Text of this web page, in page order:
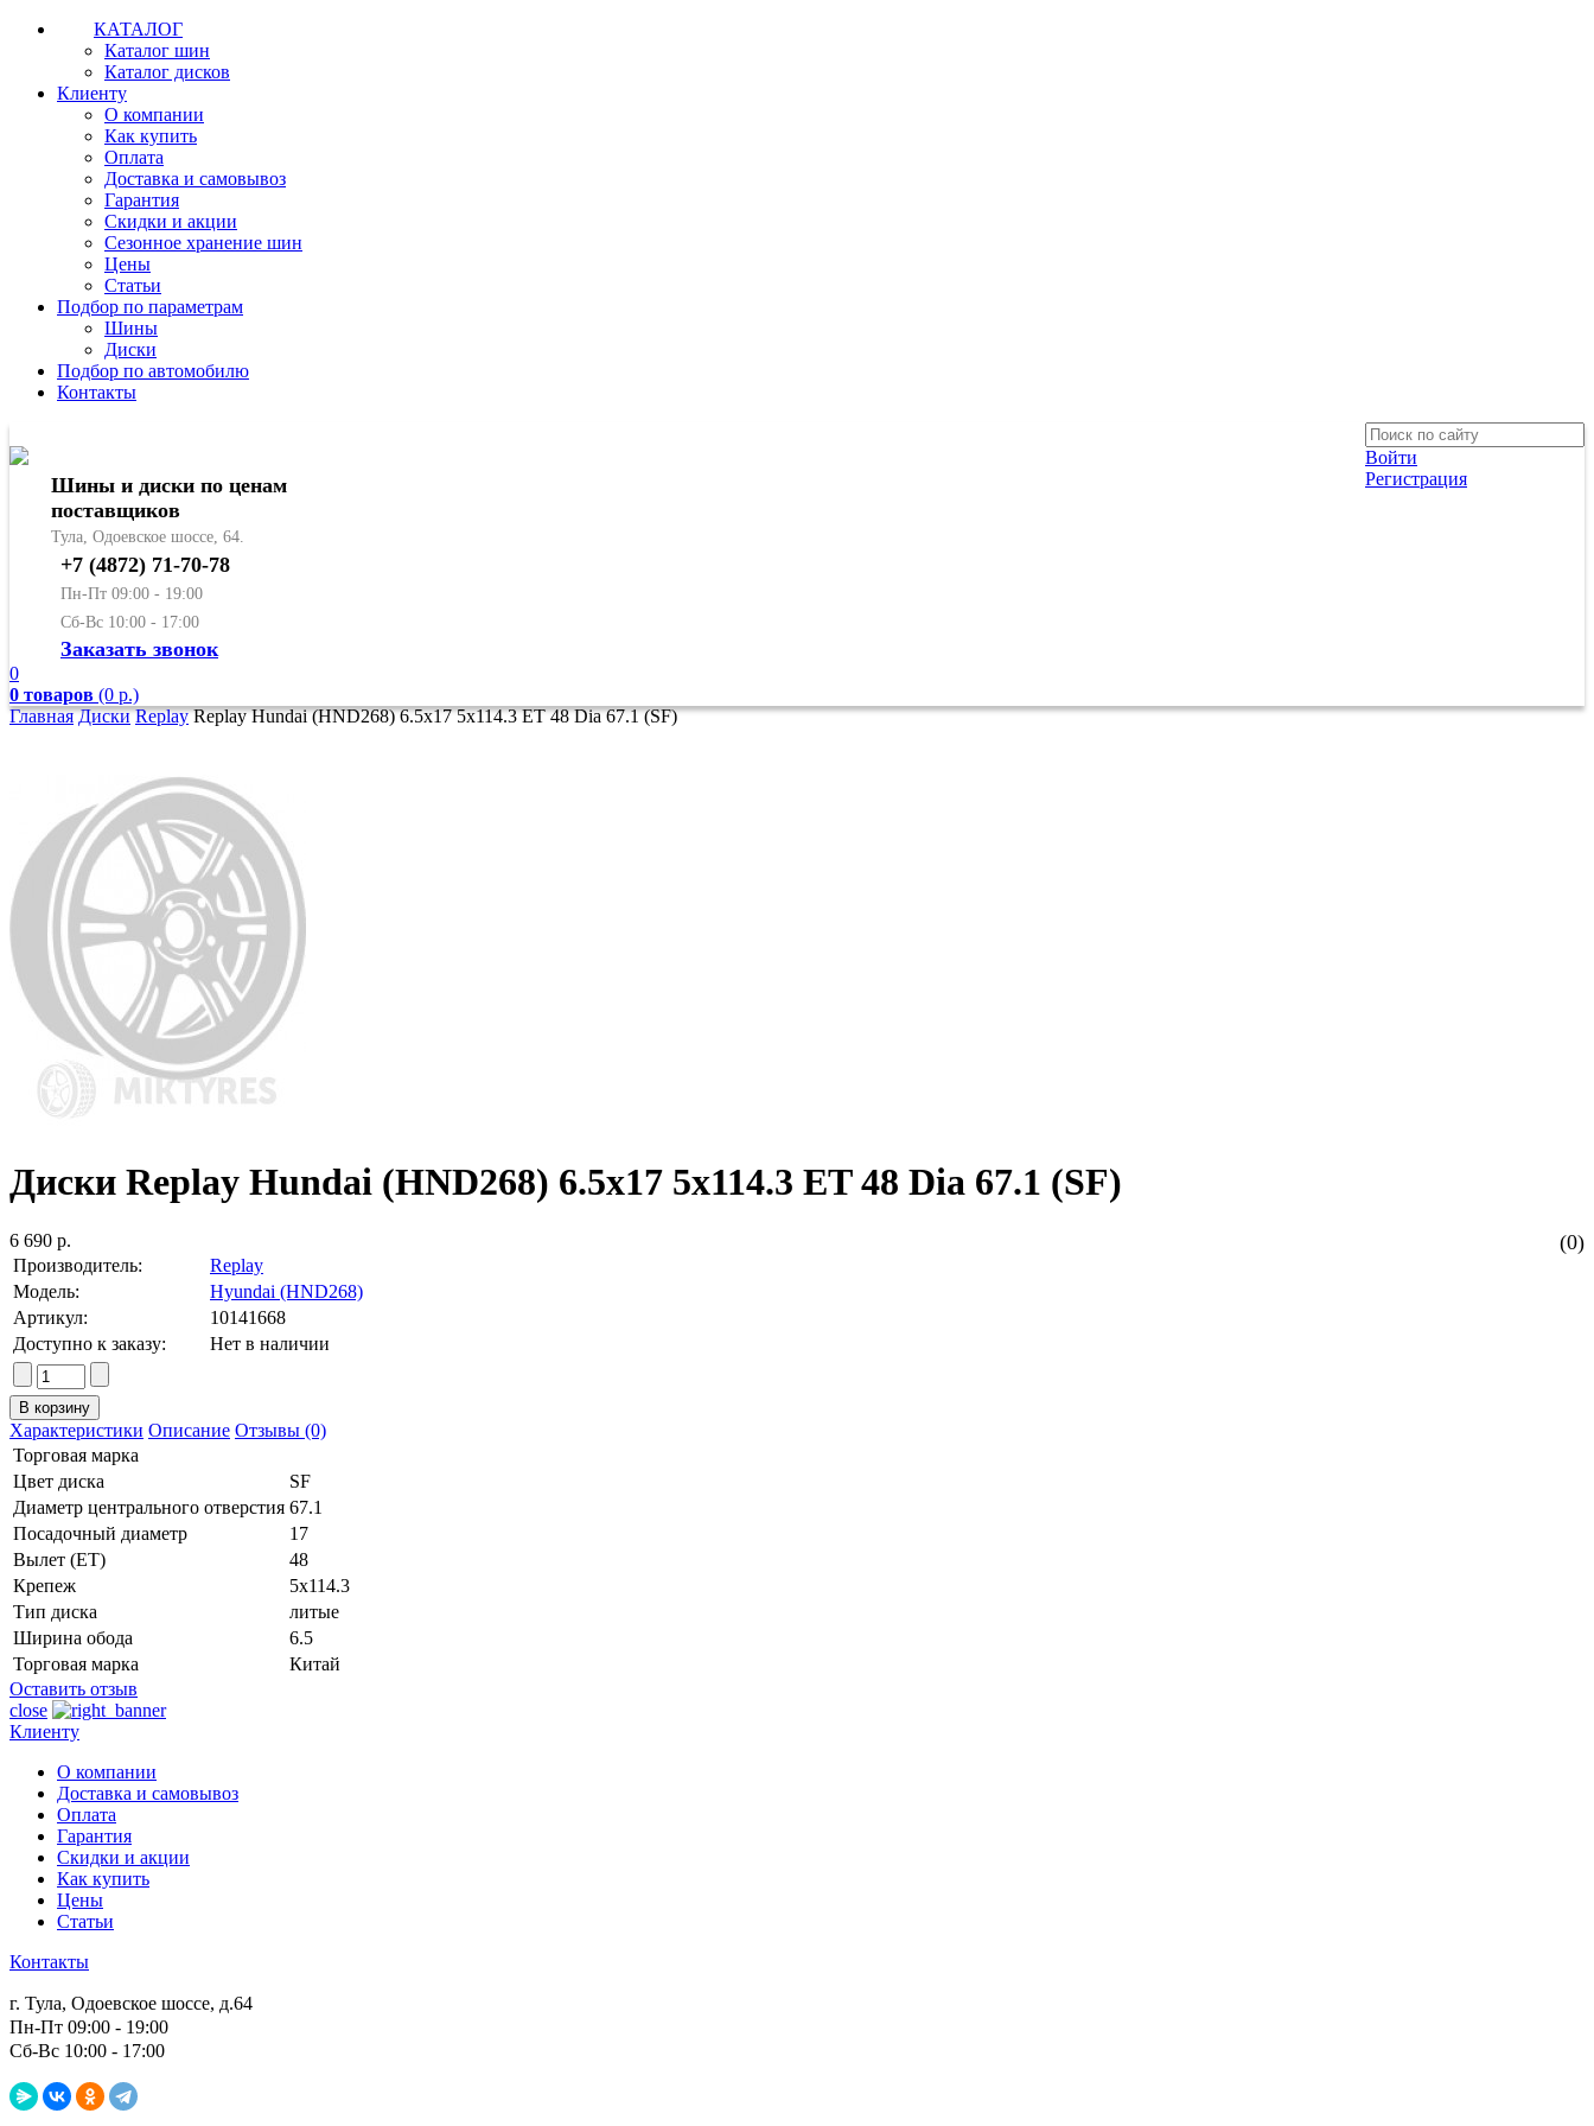
КАТАЛОГ
Каталог шин
Каталог дисков
Клиенту
О компании
Как купить
Оплата
Доставка и самовывоз
Гарантия
Скидки и акции
Сезонное хранение шин
Цены
Статьи
Подбор по параметрам
Шины
Диски
Подбор по автомобилю
Контакты
Войти
Регистрация
Шины и диски по ценам
поставщиков
Тула, Одоевское шоссе, 64.
+7 (4872) 71-70-78
Пн-Пт 09:00 - 19:00
Сб-Вс 10:00 - 17:00
Заказать звонок
0
0 товаров (0 р.)
Главная Диски ReplayReplay Hundai (HND268) 6.5x17 5x114.3 ET 48 Dia 67.1 (SF)
Диски Replay Hundai (HND268) 6.5x17 5x114.3 ET 48 Dia 67.1 (SF)
(0)
6 690 р.
Производитель:
Replay
Модель:
Hyundai (HND268)
Артикул:
10141668
Доступно к заказу:
Нет в наличии
Характеристики Описание Отзывы (0)
Торговая марка
Цвет диска
SF
Диаметр центрального отверстия 67.1
Посадочный диаметр
17
Вылет (ET)
48
Крепеж
5x114.3
Тип диска
литые
Ширина обода
6.5
Торговая марка
Китай
Оставить отзыв
close
Клиенту
О компании
Доставка и самовывоз
Оплата
Гарантия
Скидки и акции
Как купить
Цены
Статьи
Контакты
г. Тула, Одоевское шоссе, д.64
Пн-Пт 09:00 - 19:00
Сб-Вс 10:00 - 17:00